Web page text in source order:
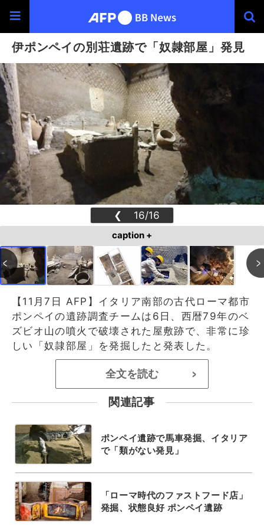
伊ポンペイの別荘遺跡で「奴隷部屋」発見
❮
16/16
❯
caption +
【11月7日 AFP】イタリア南部の古代ローマ都市
ポンペイの遺跡調査チームは6日、西暦79年のベ
ズビオ山の噴火で破壊された屋敷跡で、非常に珍
しい「奴隷部屋」を発掘したと発表した。
全文を読む >
関連記事
ポンペイ遺跡で馬車発掘、イタリア
で「類がない発見」
「ローマ時代のファストフード店」
発掘、状態良好 ポンペイ遺跡